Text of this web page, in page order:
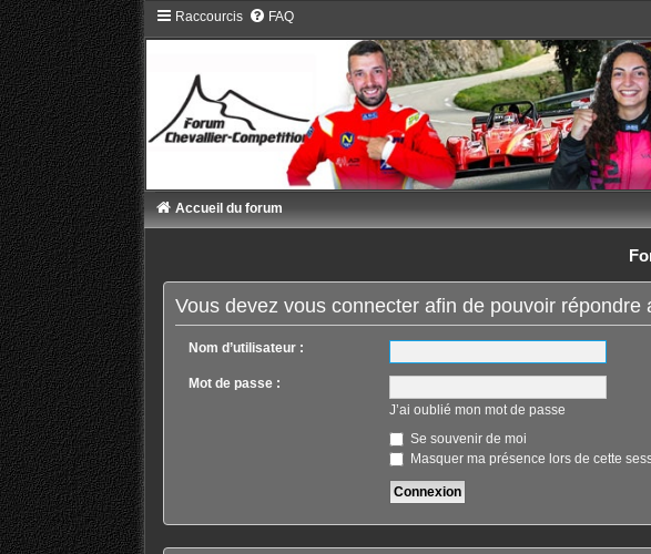
Raccourcis FAQ
Accueil du forum
Vous devez vous connecter afin de pouvoir répondre
Nom d’utilisateur :
Mot de passe :
J’ai oublié mon mot de passe
Se souvenir de moi
Masquer ma présence lors de cette